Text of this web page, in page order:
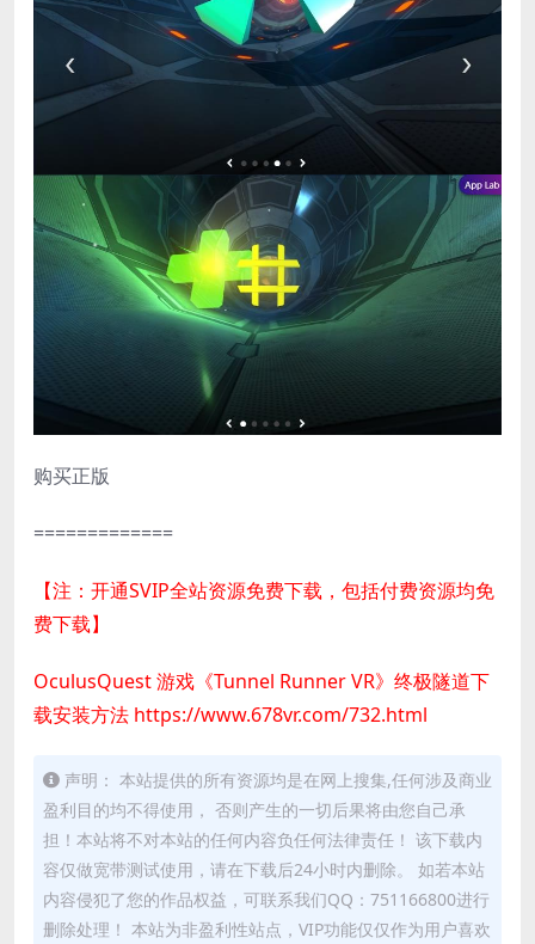
购买正版
=============
【注：开通SVIP全站资源免费下载，包括付费资源均免
费下载】
OculusQuest 游戏《Tunnel Runner VR》终极隧道下
载安装方法 https://www.678vr.com/732.html
声明： 本站提供的所有资源均是在网上搜集,任何涉及商业
盈利目的均不得使用， 否则产生的一切后果将由您自己承
担！本站将不对本站的任何内容负任何法律责任！ 该下载内
容仅做宽带测试使用，请在下载后24小时内删除。 如若本站
内容侵犯了您的作品权益，可联系我们QQ：751166800进行
删除处理！ 本站为非盈利性站点，VIP功能仅仅作为用户喜欢